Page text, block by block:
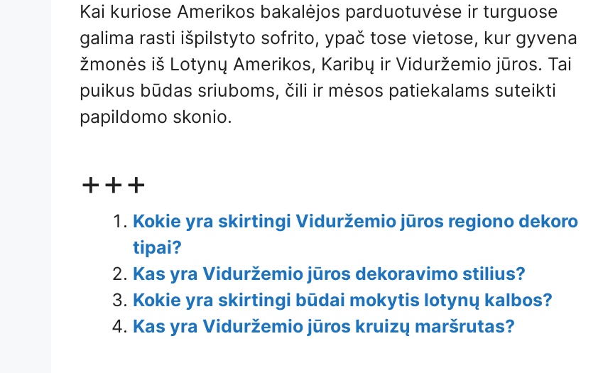
Kai kuriose Amerikos bakalėjos parduotuvėse ir turguose
galima rasti išpilstyto sofrito, ypač tose vietose, kur gyvena
žmonės iš Lotynų Amerikos, Karibų ir Viduržemio jūros. Tai
puikus būdas sriuboms, čili ir mėsos patiekalams suteikti
papildomo skonio.
+++
Kokie yra skirtingi Viduržemio jūros regiono dekoro
tipai?
Kas yra Viduržemio jūros dekoravimo stilius?
Kokie yra skirtingi būdai mokytis lotynų kalbos?
Kas yra Viduržemio jūros kruizų maršrutas?